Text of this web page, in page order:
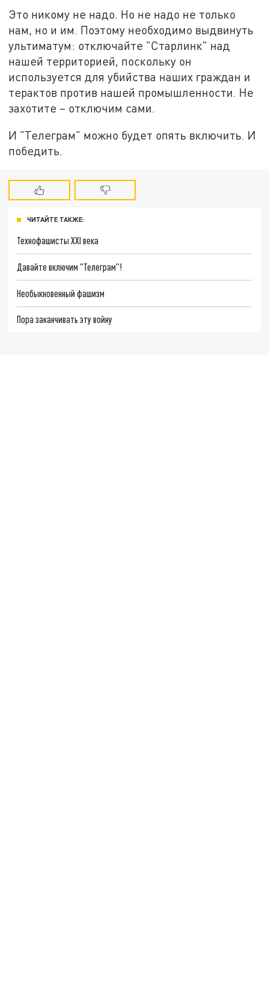
Это никому не надо. Но не надо не только
нам, но и им. Поэтому необходимо выдвинуть
ультиматум: отключайте "Старлинк" над
нашей территорией, поскольку он
используется для убийства наших граждан и
терактов против нашей промышленности. Не
захотите – отключим сами.
И "Телеграм" можно будет опять включить. И
победить.
ЧИТАЙТЕ ТАКЖЕ:
Технофашисты XXI века
Давайте включим "Телеграм"!
Необыкновенный фашизм
Пора заканчивать эту войну